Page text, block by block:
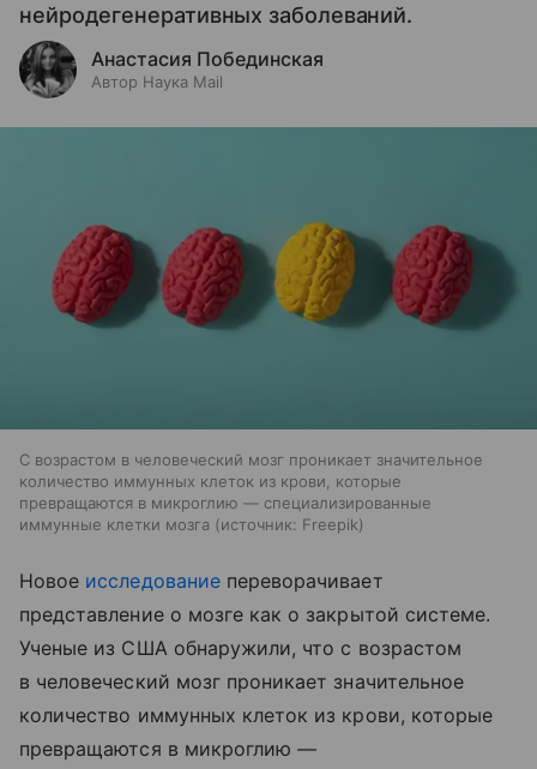
нейродегенеративных заболеваний.
Анастасия Побединская
Автор Наука Mail
С возрастом в человеческий мозг проникает значительное
количество иммунных клеток из крови, которые
превращаются в микроглию — специализированные
иммунные клетки мозга
источник: Freepik
Новое исследованиепереворачивает
представление о мозге как о закрытой системе.
Ученые из США обнаружили, что с возрастом
в человеческий мозг проникает значительное
количество иммунных клеток из крови, которые
превращаются в микроглию —